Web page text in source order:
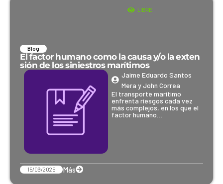
LIBRE
Blog
El factor humano como la causa y/o la exten
sión de los siniestros marítimos
Jaime Eduardo Santos
Mera y John Correa
El transporte marítimo
enfrenta riesgos cada vez
más complejos, en los que el
factor humano…
15/09/2025 Más